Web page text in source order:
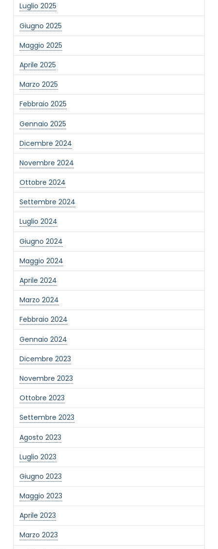
Luglio 2025
Giugno 2025
Maggio 2025
Aprile 2025
Marzo 2025
Febbraio 2025
Gennaio 2025
Dicembre 2024
Novembre 2024
Ottobre 2024
Settembre 2024
Luglio 2024
Giugno 2024
Maggio 2024
Aprile 2024
Marzo 2024
Febbraio 2024
Gennaio 2024
Dicembre 2023
Novembre 2023
Ottobre 2023
Settembre 2023
Agosto 2023
Luglio 2023
Giugno 2023
Maggio 2023
Aprile 2023
Marzo 2023